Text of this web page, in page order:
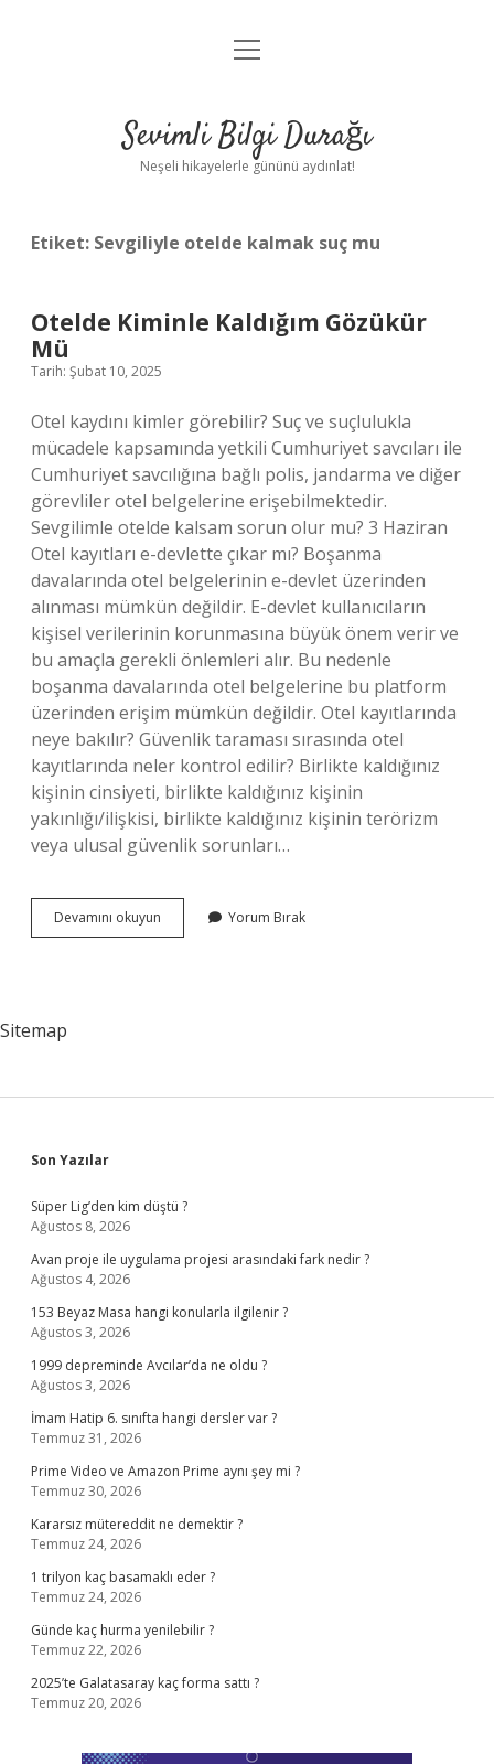
Anasayfa
Yasal Uyarı
menüyü
Sevimli Bilgi Durağı
Neşeli hikayelerle gününü aydınlat!
Etiket: Sevgiliyle otelde kalmak suç mu
Otelde Kiminle Kaldığım Gözükür
Mü
Tarih: Şubat 10, 2025
Otel kaydını kimler görebilir? Suç ve suçlulukla
mücadele kapsamında yetkili Cumhuriyet savcıları ile
Cumhuriyet savcılığına bağlı polis, jandarma ve diğer
görevliler otel belgelerine erişebilmektedir.
Sevgilimle otelde kalsam sorun olur mu? 3 Haziran
Otel kayıtları e-devlette çıkar mı? Boşanma
davalarında otel belgelerinin e-devlet üzerinden
alınması mümkün değildir. E-devlet kullanıcıların
kişisel verilerinin korunmasına büyük önem verir ve
bu amaçla gerekli önlemleri alır. Bu nedenle
boşanma davalarında otel belgelerine bu platform
üzerinden erişim mümkün değildir. Otel kayıtlarında
neye bakılır? Güvenlik taraması sırasında otel
kayıtlarında neler kontrol edilir? Birlikte kaldığınız
kişinin cinsiyeti, birlikte kaldığınız kişinin
yakınlığı/ilişkisi, birlikte kaldığınız kişinin terörizm
veya ulusal güvenlik sorunları…
Devamını okuyun
Kiminle
Yorum Bırak
Sitemap
Sidebar
Son Yazılar
Süper Lig’den kim düştü ?
Ağustos 8, 2026
Avan proje ile uygulama projesi arasındaki fark nedir ?
Ağustos 4, 2026
153 Beyaz Masa hangi konularla ilgilenir ?
Ağustos 3, 2026
1999 depreminde Avcılar’da ne oldu ?
Ağustos 3, 2026
İmam Hatip 6. sınıfta hangi dersler var ?
Temmuz 31, 2026
Prime Video ve Amazon Prime aynı şey mi ?
Temmuz 30, 2026
Kararsız mütereddit ne demektir ?
Temmuz 24, 2026
1 trilyon kaç basamaklı eder ?
Temmuz 24, 2026
Günde kaç hurma yenilebilir ?
Temmuz 22, 2026
2025’te Galatasaray kaç forma sattı ?
Temmuz 20, 2026